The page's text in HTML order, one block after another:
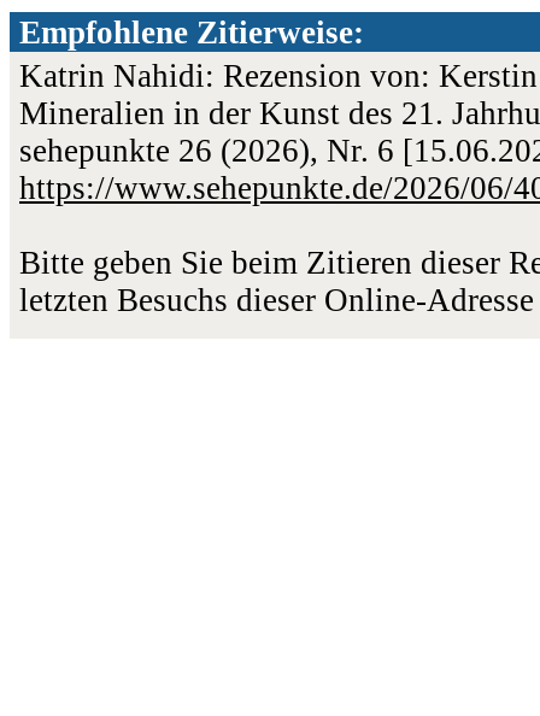
Empfohlene Zitierweise:
Katrin Nahidi: Rezension von:
Mineralien in der Kunst des 21.
sehepunkte 26 (2026), Nr. 6
https://www.sehepunkte.de/2026/06/
Bitte geben Sie beim Zitieren dieser
letzten Besuchs dieser Online-Adresse